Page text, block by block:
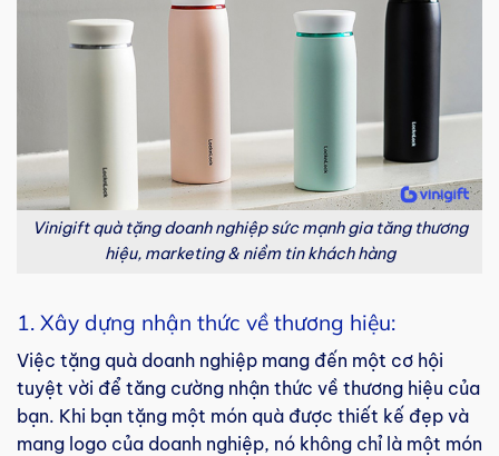
Vinigift quà tặng doanh nghiệp sức mạnh gia tăng thương
hiệu, marketing & niềm tin khách hàng
1. Xây dựng nhận thức về thương hiệu:
Việc tặng quà doanh nghiệp mang đến một cơ hội
tuyệt vời để tăng cường nhận thức về thương hiệu của
bạn. Khi bạn tặng một món quà được thiết kế đẹp và
mang logo của doanh nghiệp, nó không chỉ là một món